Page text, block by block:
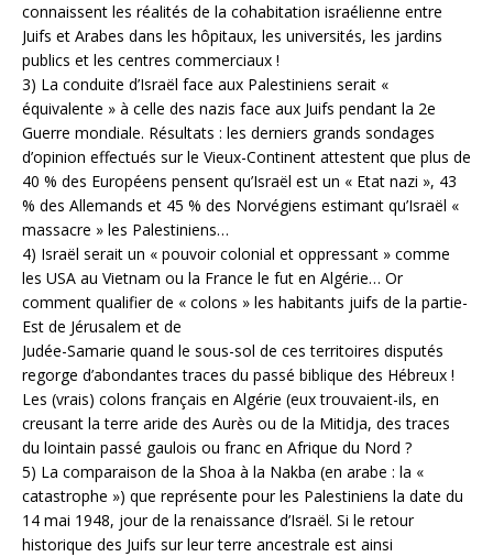
connaissent les réalités de la cohabitation israélienne entre
Juifs et Arabes dans les hôpitaux, les universités, les jardins
publics et les centres commerciaux !
3) La conduite d’Israël face aux Palestiniens serait «
équivalente » à celle des nazis face aux Juifs pendant la 2e
Guerre mondiale. Résultats : les derniers grands sondages
d’opinion effectués sur le Vieux-Continent attestent que plus de
40 % des Européens pensent qu’Israël est un « Etat nazi », 43
% des Allemands et 45 % des Norvégiens estimant qu’Israël «
massacre » les Palestiniens…
4) Israël serait un « pouvoir colonial et oppressant » comme
les USA au Vietnam ou la France le fut en Algérie… Or
comment qualifier de « colons » les habitants juifs de la partie-
Est de Jérusalem et de
Judée-Samarie quand le sous-sol de ces territoires disputés
regorge d’abondantes traces du passé biblique des Hébreux !
Les (vrais) colons français en Algérie (eux trouvaient-ils, en
creusant la terre aride des Aurès ou de la Mitidja, des traces
du lointain passé gaulois ou franc en Afrique du Nord ?
5) La comparaison de la Shoa à la Nakba (en arabe : la «
catastrophe ») que représente pour les Palestiniens la date du
14 mai 1948, jour de la renaissance d’Israël. Si le retour
historique des Juifs sur leur terre ancestrale est ainsi